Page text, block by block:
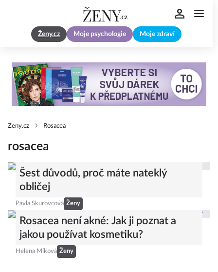
Ženy.cz Moje psychologie Moje zdraví
Zeny.cz Rosacea
rosacea
Šest důvodů, proč máte nateklý
obličej
Pavla Skurovcová Ženy
Rosacea není akné: Jak ji poznat a
jakou používat kosmetiku?
Helena Míková Ženy